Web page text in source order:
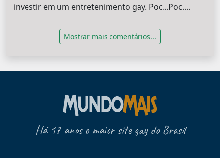
investir em um entretenimento gay. Poc...Poc....
Mostrar mais comentários...
Há 17 anos o maior site gay do Brasil